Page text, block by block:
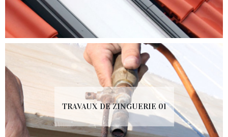
TRAVAUX DE ZINGUERIE 01